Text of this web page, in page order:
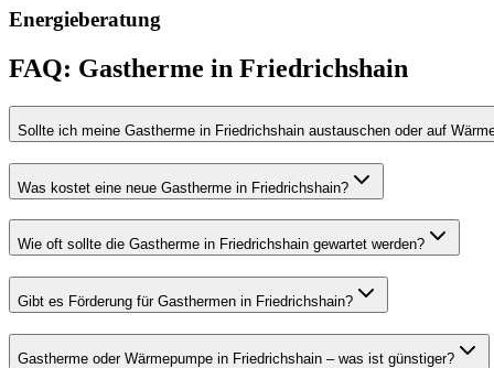
Energieberatung
FAQ: Gastherme in Friedrichshain
Sollte ich meine Gastherme in Friedrichshain austauschen oder auf
Was kostet eine neue Gastherme in Friedrichshain?
Wie oft sollte die Gastherme in Friedrichshain gewartet werden?
Gibt es Förderung für Gasthermen in Friedrichshain?
Gastherme oder Wärmepumpe in Friedrichshain – was ist günstiger?